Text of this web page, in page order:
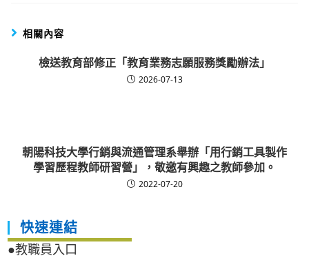
相關內容
檢送教育部修正「教育業務志願服務獎勵辦法」
2026-07-13
朝陽科技大學行銷與流通管理系舉辦「用行銷工具製作
學習歷程教師研習營」，敬邀有興趣之教師參加。
2022-07-20
快速連結
●教職員入口